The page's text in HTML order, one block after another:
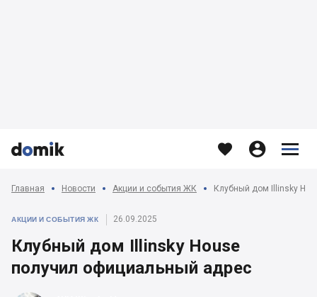


   


Главная Новости Акции и события ЖК Клубный дом Illinsky
АКЦИИ И СОБЫТИЯ ЖК 26.09.2025
Клубный дом Illinsky House
получил официальный адрес